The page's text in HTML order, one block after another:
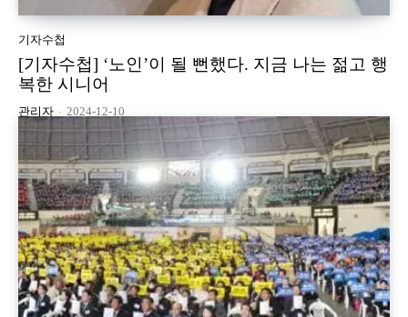
기자수첩
[기자수첩] ‘노인’이 될 뻔했다. 지금 나는 젊고 행
복한 시니어
관리자 - 2024-12-10